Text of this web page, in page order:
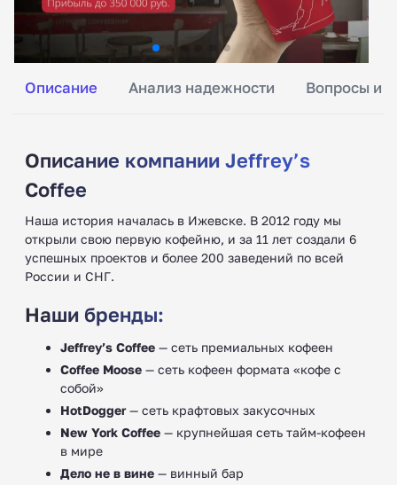
Описание Анализ надежности Вопросы и
Описание компании Jeffrey’s
Coffee
Наша история началась в Ижевске. В 2012 году мы
открыли свою первую кофейню, и за 11 лет создали 6
успешных проектов и более 200 заведений по всей
России и СНГ.
Наши бренды:
Jeffrey’s Coffee — сеть премиальных кофеен
Coffee Moose — сеть кофеен формата «кофе с
собой»
HotDogger— сеть крафтовых закусочных
New York Coffee — крупнейшая сеть тайм-кофеен
в мире
Дело не в вине — винный бар